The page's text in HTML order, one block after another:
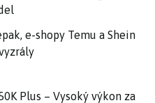
e-shopy Temu a Shein
Plus – Vysoký výkon za